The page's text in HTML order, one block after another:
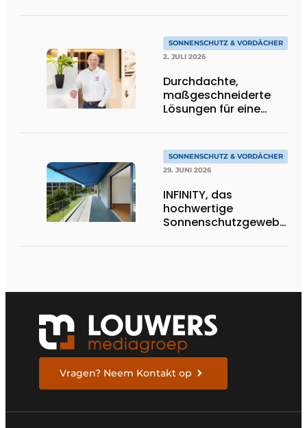
SONNENSCHUTZ & VORDÄCHER
2. JULI 2026
Durchdachte,
maßgeschneiderte
Lösungen für eine
SONNENSCHUTZ & VORDÄCHER
29. JUNI 2026
INFINITY, das
hochwertige
Sonnenschutzgewebe,
Vragen? Neem Kontakt op